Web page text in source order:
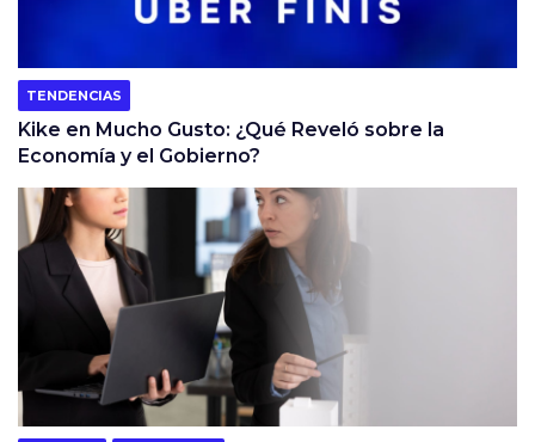
TENDENCIAS
Kike en Mucho Gusto: ¿Qué Reveló sobre la
Economía y el Gobierno?